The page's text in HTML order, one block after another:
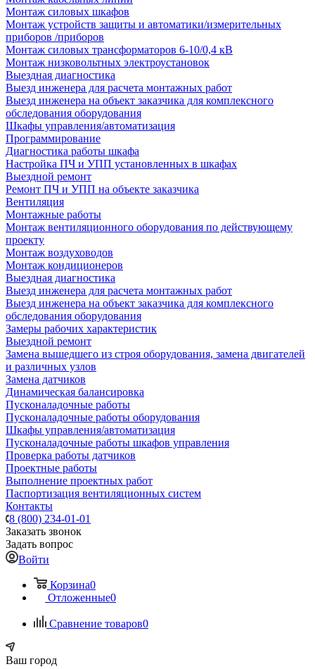
Монтаж силовых шкафов
Монтаж устройств защиты и автоматики/измерительных
приборов /приборов
Монтаж силовых трансформаторов 6-10/0,4 кВ
Монтаж низковольтных электроустановок
Выездная диагностика
Выезд инженера для расчета монтажных работ
Выезд инженера на объект заказчика для комплексного
обследования оборудования
Шкафы управления/автоматизация
Программирование
Диагностика работы шкафа
Настройка ПЧ и УПП установленных в шкафах
Выездной ремонт
Ремонт ПЧ и УПП на объекте заказчика
Вентиляция
Монтажные работы
Монтаж вентиляционного оборудования по действующему
проекту
Монтаж воздуховодов
Монтаж кондиционеров
Выездная диагностика
Выезд инженера для расчета монтажных работ
Выезд инженера на объект заказчика для комплексного
обследования оборудования
Замеры рабочих характеристик
Выездной ремонт
Замена вышедшего из строя оборудования, замена двигателей
и различных узлов
Замена датчиков
Динамическая балансировка
Пусконаладочные работы
Пусконаладочные работы оборудования
Шкафы управления/автоматизация
Пусконаладочные работы шкафов управления
Проверка работы датчиков
Проектные работы
Выполнение проектных работ
Паспортизация вентиляционных систем
Контакты
8 (800) 234-01-01
Заказать звонок
Задать вопрос
Войти
Корзина0
Отложенные0
Сравнение товаров0
Ваш город